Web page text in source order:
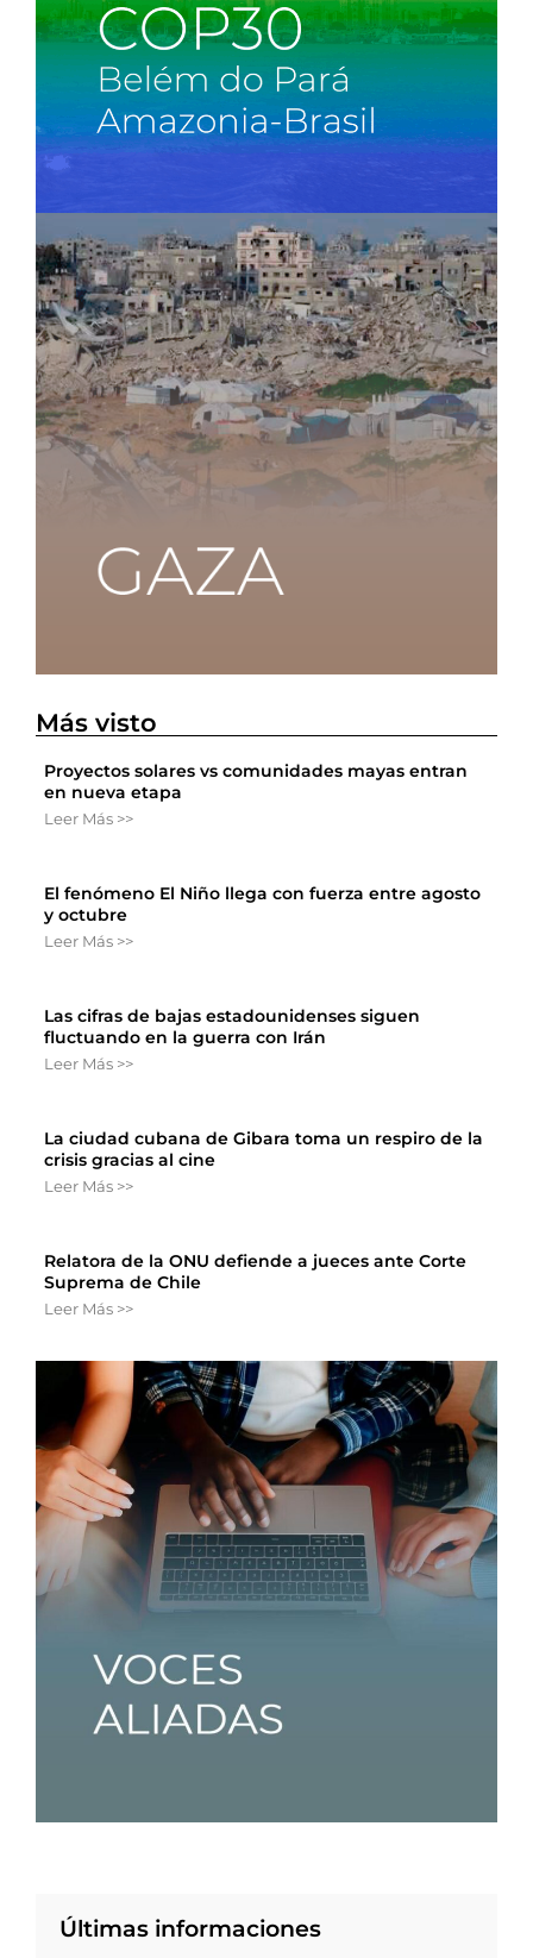
Más visto
Proyectos solares vs comunidades mayas entran
en nueva etapa
Leer Más >>
El fenómeno El Niño llega con fuerza entre agosto
y octubre
Leer Más >>
Las cifras de bajas estadounidenses siguen
fluctuando en la guerra con Irán
Leer Más >>
La ciudad cubana de Gibara toma un respiro de la
crisis gracias al cine
Leer Más >>
Relatora de la ONU defiende a jueces ante Corte
Suprema de Chile
Leer Más >>
Últimas informaciones